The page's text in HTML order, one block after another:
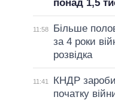
понад 1,5
11:58
Більше
за 4 роки
розвідка
11:41
КНДР
початку